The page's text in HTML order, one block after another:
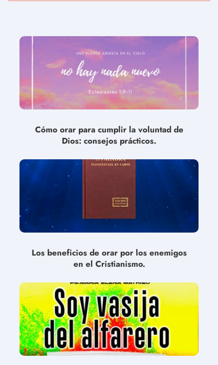
Cómo orar para cumplir la voluntad de
Dios: consejos prácticos.
Los beneficios de orar por los enemigos
en el Cristianismo.